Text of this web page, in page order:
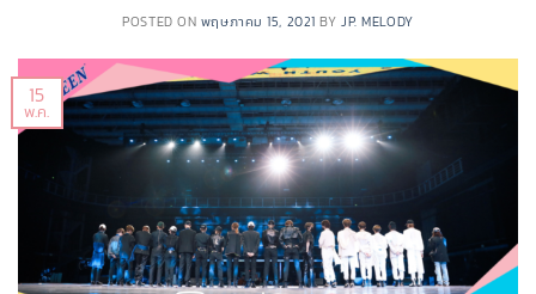
POSTED ON พฤษภาคม 15, 2021 BYJP. MELODY
15
พ.ค.